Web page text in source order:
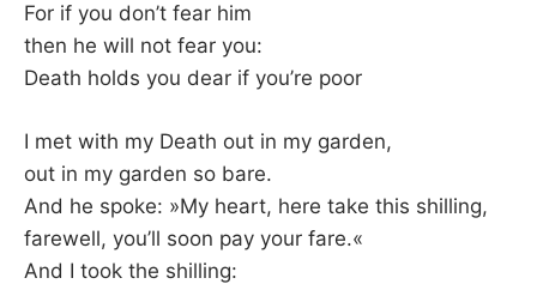
&
F
O
L
For if you don’t fear him
then he will not fear you:
Death holds you dear if you’re poor
I met with my Death out in my garden,
out in my garden so bare.
And he spoke: »My heart, here take this shilling,
farewell, you’ll soon pay your fare.«
And I took the shilling: